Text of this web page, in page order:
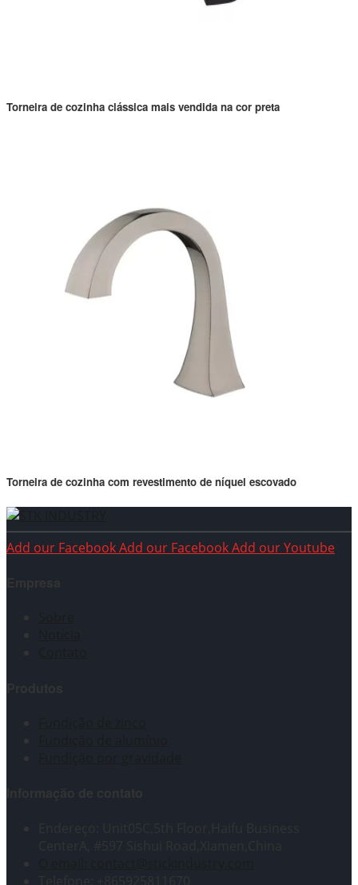
Torneira de cozinha clássica mais vendida na cor preta
Torneira de cozinha com revestimento de níquel escovado
Add our FacebookAdd our FacebookAdd our Youtube